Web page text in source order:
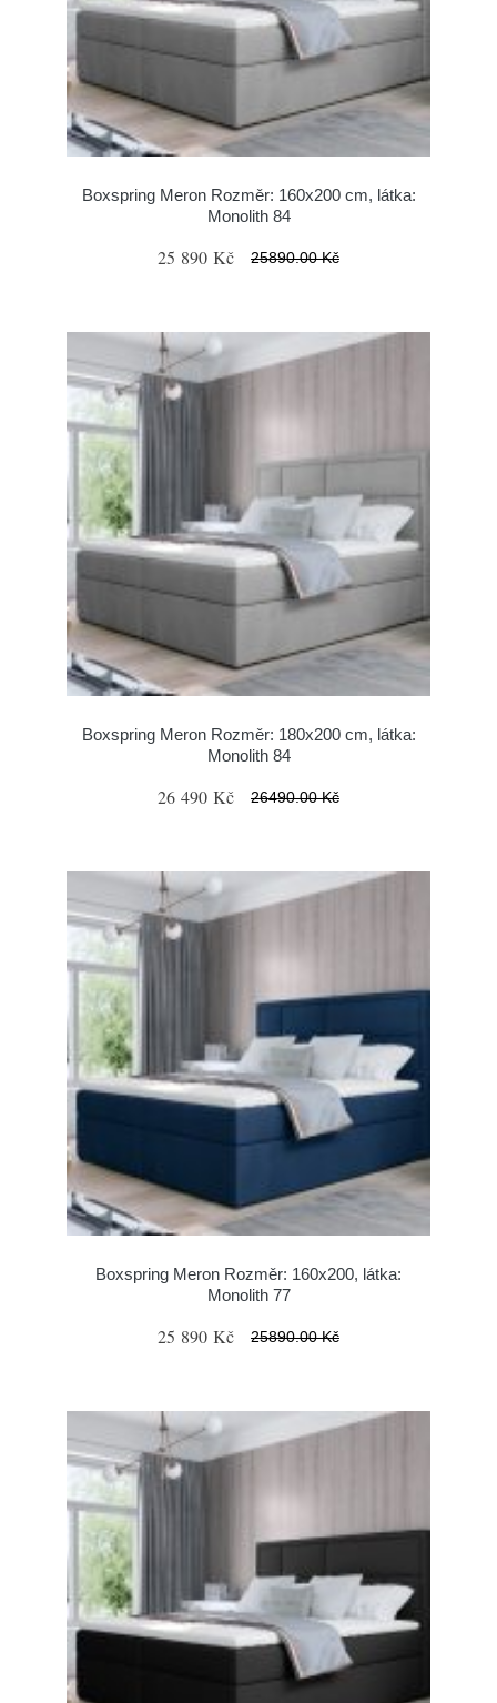
Boxspring Meron Rozměr: 160x200 cm, látka:
Monolith 84
25 890 Kč 25890.00 Kč
Boxspring Meron Rozměr: 180x200 cm, látka:
Monolith 84
26 490 Kč 26490.00 Kč
Boxspring Meron Rozměr: 160x200, látka:
Monolith 77
25 890 Kč 25890.00 Kč